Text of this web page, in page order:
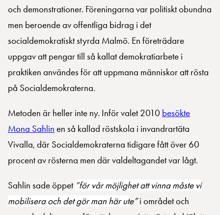
och demonstrationer. Föreningarna var politiskt obundna
men beroende av offentliga bidrag i det
socialdemokratiskt styrda Malmö. En företrädare
uppgav att pengar till så kallat demokratiarbete i
praktiken användes för att uppmana människor att rösta
på Socialdemokraterna.
Metoden är heller inte ny. Inför valet 2010 besökte
Mona Sahlin en så kallad röstskola i invandrartäta
Vivalla, där Socialdemokraterna tidigare fått över 60
procent av rösterna men där valdeltagandet var lågt.
Sahlin sade öppet ”för vår möjlighet att vinna måste vi
mobilisera och det gör man här ute”i området och